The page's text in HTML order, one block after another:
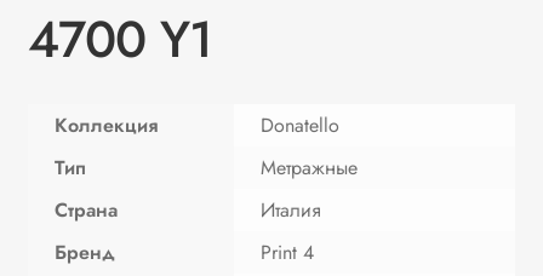
4700 Y1
Коллекция
Donatello
Тип
Метражные
Страна
Италия
Бренд
Print 4